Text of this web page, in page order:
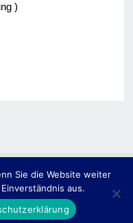
)
-Steuerberater-
Datenschutzerklärung
Sie die Website weiter
aus.